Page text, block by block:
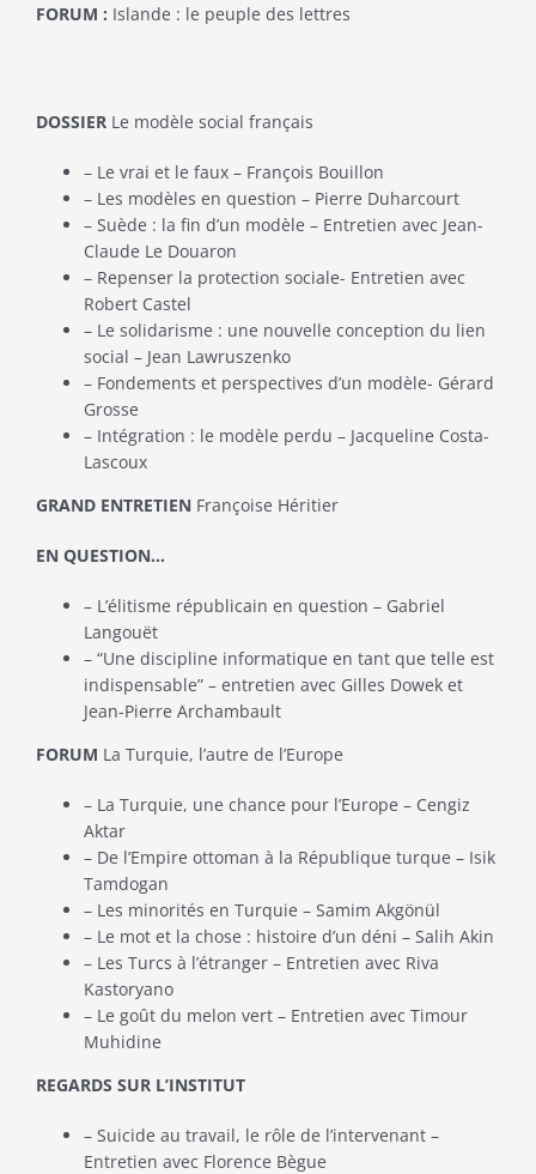
FORUM : Islande : le peuple des lettres
DOSSIERLe modèle social français
– Le vrai et le faux – François Bouillon
– Les modèles en question – Pierre Duharcourt
– Suède : la fin d’un modèle – Entretien avec Jean-
Claude Le Douaron
– Repenser la protection sociale- Entretien avec
Robert Castel
– Le solidarisme : une nouvelle conception du lien
social – Jean Lawruszenko
– Fondements et perspectives d’un modèle- Gérard
Grosse
– Intégration : le modèle perdu – Jacqueline Costa-
Lascoux
GRAND ENTRETIEN Françoise Héritier
EN QUESTION…
– L’élitisme républicain en question – Gabriel
Langouët
– “Une discipline informatique en tant que telle est
indispensable” – entretien avec Gilles Dowek et
Jean-Pierre Archambault
FORUM La Turquie, l’autre de l’Europe
– La Turquie, une chance pour l’Europe – Cengiz
Aktar
– De l’Empire ottoman à la République turque – Isik
Tamdogan
– Les minorités en Turquie – Samim Akgönül
– Le mot et la chose : histoire d’un déni – Salih Akin
– Les Turcs à l’étranger – Entretien avec Riva
Kastoryano
– Le goût du melon vert – Entretien avec Timour
Muhidine
REGARDS SUR L’INSTITUT
– Suicide au travail, le rôle de l’intervenant –
Entretien avec Florence Bègue